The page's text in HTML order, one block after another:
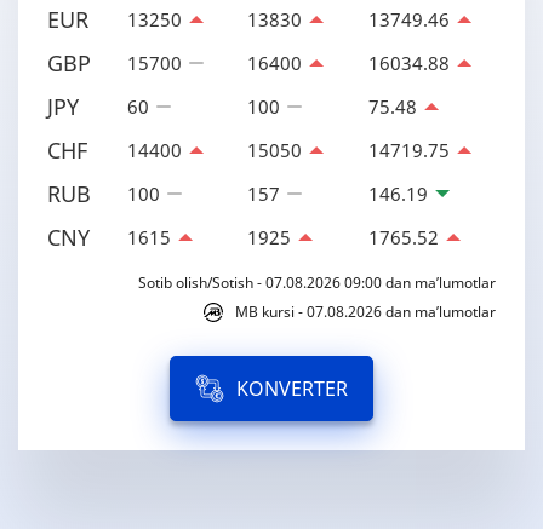
EUR 13250 13830 13749.46
GBP 15700 16400 16034.88
JPY 60 100 75.48
CHF 14400 15050 14719.75
RUB 100 157 146.19
CNY 1615 1925 1765.52
Sotib olish/Sotish - 07.08.2026 09:00 dan ma’lumotlar
MB kursi - 07.08.2026 dan ma’lumotlar
KONVERTER